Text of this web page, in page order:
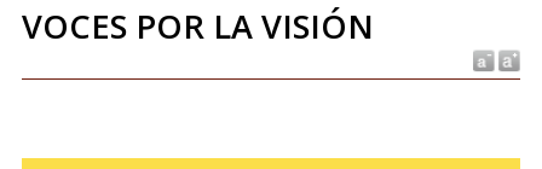
VOCES POR LA VISIÓN